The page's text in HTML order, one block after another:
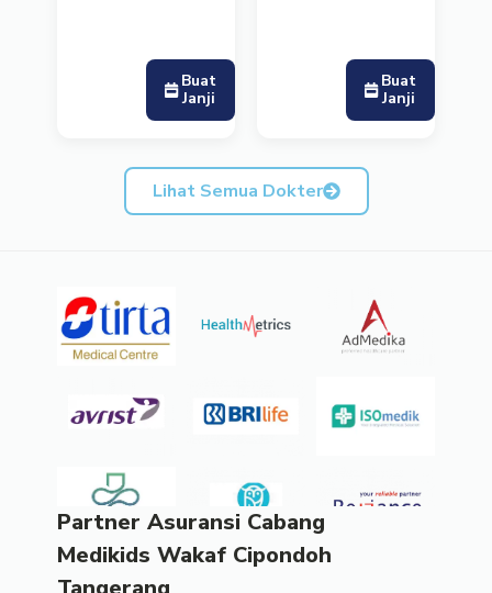
Buat
Janji
Buat
Janji
Lihat Semua Dokter
Partner Asuransi Cabang
Medikids Wakaf Cipondoh